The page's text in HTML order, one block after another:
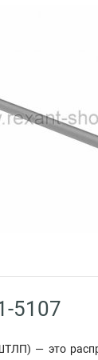
5107
— это